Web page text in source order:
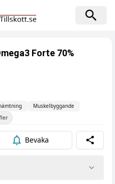
Forte 70%
Muskelbyggande
Bevaka Dela